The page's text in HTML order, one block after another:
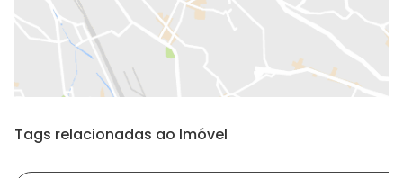
Tags relacionadas ao Imóvel